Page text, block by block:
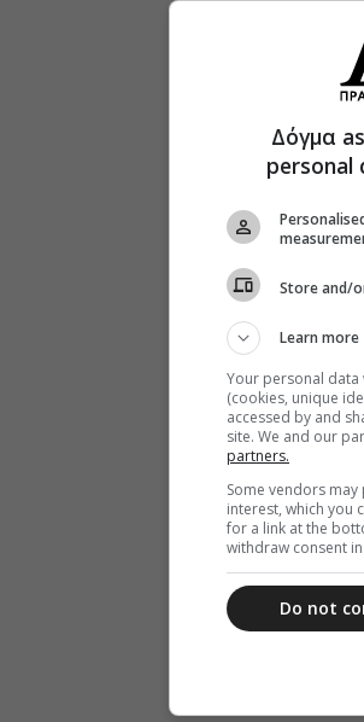
Δόγμα
personal
Store and/
Learn more
Your personal
(cookies, unique
accessed by and
site. We and our
partners.
Some vendors
interest, which you
for a link at the
withdraw consent
Do not